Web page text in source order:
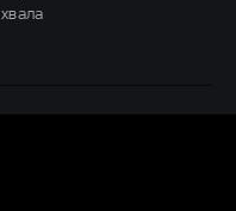
мире берется,верно от американцев хвала